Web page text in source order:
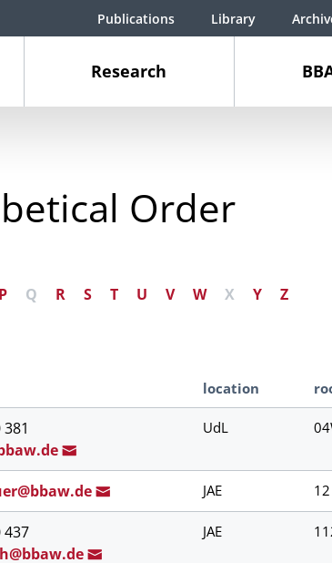
Research
Publications Library
Order
P Q R S T U V W X Y Z
location
baw.de
UdL
aw.de JAE 12
437
e
JAE